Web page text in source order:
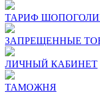
ТАРИФ
ЗАПРЕЩЕННЫЕ
ЛИЧНЫЙ КАБИНЕТ
ТАМОЖНЯ